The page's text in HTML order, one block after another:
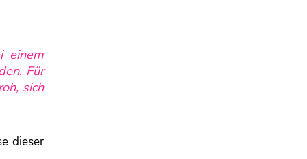
einem
Für
sich
dieser